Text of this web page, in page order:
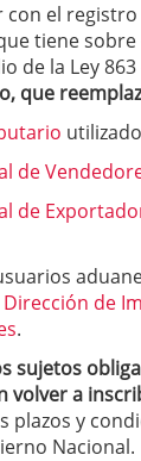
con el
tiene
de la Ley 863
que
de
de
Dirección de
.
sujetos
volver a
plazos y
Nacional.